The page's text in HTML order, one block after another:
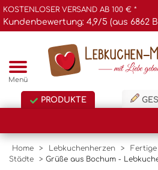
KOSTENLOSER VERSAND AB 100 € *
Kundenbewertung: 4,9/5 (aus 6862
Menü
PRODUKTE
Home > Lebkuchenherzen >
Städte
> Grüße aus Bochum -